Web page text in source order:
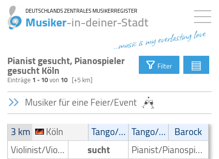
DEUTSCHLANDS ZENTRALES MUSIKERREGISTER
Musiker-in-deiner-Stadt
...music is my everlasting love
Pianist gesucht, Pianospieler
gesucht Köln
Einträge 1 - 10von 10 [+5 km]
Filter ▤
Musiker für eine Feier/Event
3 km
Köln Tango/Samba Tango/Samba Barock
Violinist/Violinenspieler/Geiger
sucht
Pianist/Pianospieler